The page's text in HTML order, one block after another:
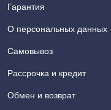
Гарантия
О персональных данных
Самовывоз
Рассрочка и кредит
Обмен и возврат